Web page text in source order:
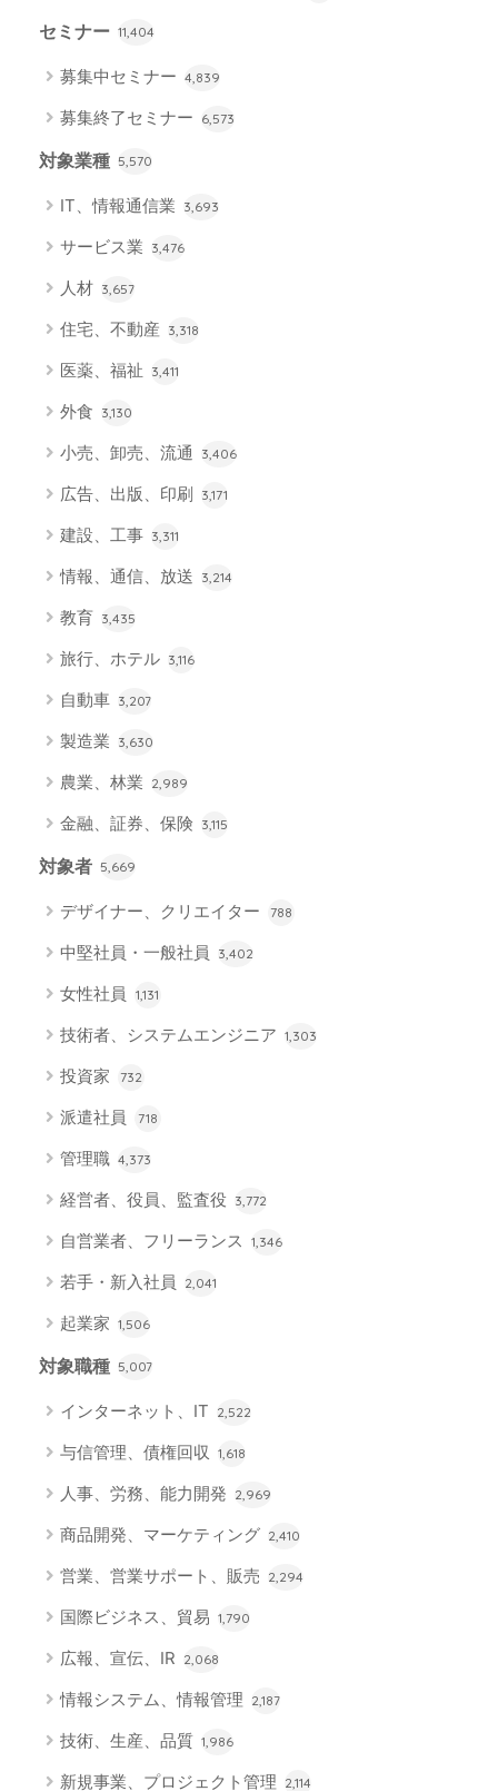
セミナー 11,404
募集中セミナー 4,839
募集終了セミナー 6,573
対象業種 5,570
IT、情報通信業 3,693
サービス業 3,476
人材 3,657
住宅、不動産 3,318
医薬、福祉 3,411
外食 3,130
小売、卸売、流通 3,406
広告、出版、印刷 3,171
建設、工事 3,311
情報、通信、放送 3,214
教育 3,435
旅行、ホテル 3,116
自動車 3,207
製造業 3,630
農業、林業 2,989
金融、証券、保険 3,115
対象者 5,669
デザイナー、クリエイター 788
中堅社員・一般社員 3,402
女性社員 1,131
技術者、システムエンジニア 1,303
投資家 732
派遣社員 718
管理職 4,373
経営者、役員、監査役 3,772
自営業者、フリーランス 1,346
若手・新入社員 2,041
起業家 1,506
対象職種 5,007
インターネット、IT 2,522
与信管理、債権回収 1,618
人事、労務、能力開発 2,969
商品開発、マーケティング 2,410
営業、営業サポート、販売 2,294
国際ビジネス、貿易 1,790
広報、宣伝、IR 2,068
情報システム、情報管理 2,187
技術、生産、品質 1,986
新規事業、プロジェクト管理 2,114